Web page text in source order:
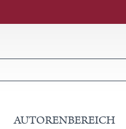
AUTORENBEREICH